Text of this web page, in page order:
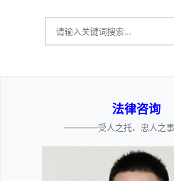
法律咨询
————受人之托、忠人